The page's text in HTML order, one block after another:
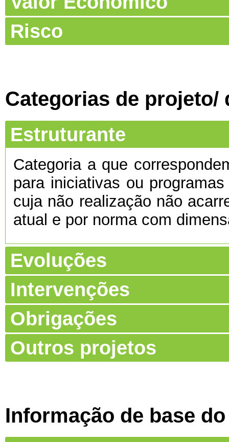
Risco
Categorias de projeto/
Estruturante
Categoria a que
para iniciativas ou
cuja não realização não
atual e por norma com
Evoluções
Intervenções
Obrigações
Outros projetos
Informação de base